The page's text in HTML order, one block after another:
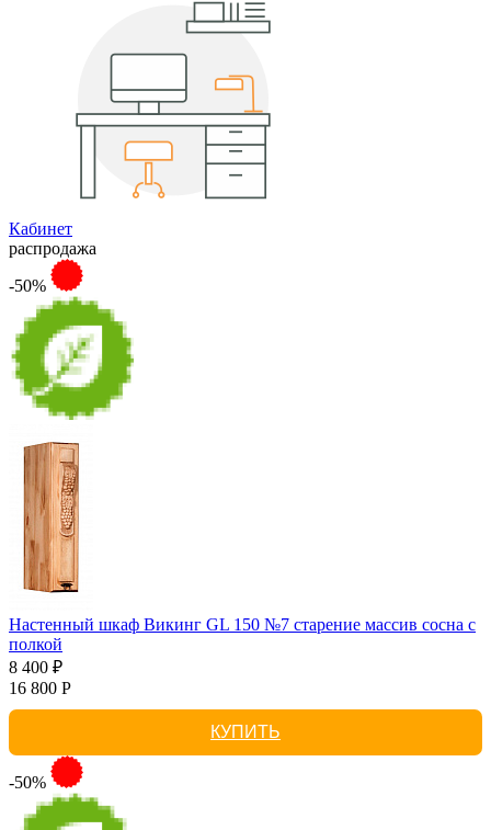
Кабинет
распродажа
-50%
Настенный шкаф Викинг GL 150 №7 старение массив сосна с
полкой
8 400 ₽
16 800 Р
КУПИТЬ
-50%